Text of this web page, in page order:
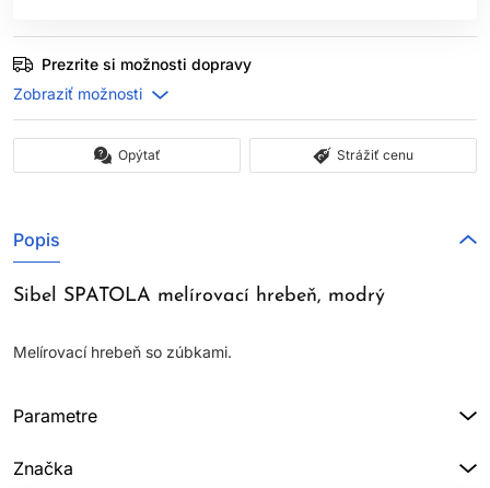
Prezrite si možnosti dopravy
Opýtať Strážiť cenu
Popis
Sibel SPATOLA melírovací hrebeň, modrý
Melírovací hrebeň so zúbkami.
Parametre
Značka